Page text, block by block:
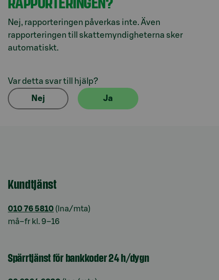
Nej, rapporteringen påverkas inte. Även
rapporteringen till skattemyndigheterna sker
automatiskt.
Var detta svar till hjälp?
Nej Ja
Kundtjänst
010 76 5810 (lna/mta)
må–fr kl. 9–16
Spärrtjänst för bankkoder 24 h/dygn